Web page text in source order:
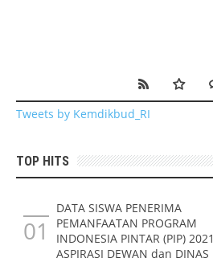
Tweets by Kemdikbud_RI
TOP HITS
DATA SISWA PENERIMA
PEMANFAATAN PROGRAM
INDONESIA PINTAR (PIP) 2021
ASPIRASI DEWAN dan DINAS